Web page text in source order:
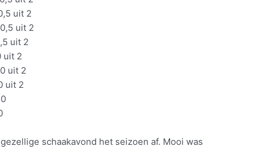
2
uit 2
2
2
2
2
schaakavond het seizoen af. Mooi was